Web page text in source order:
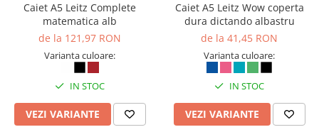
Tricouri
Bluze & Pulovere
Camasi
Pantaloni cu pieptar
Hanorace
Jachete
Caiet A5 Leitz Complete
matematica alb
de la 121,97 RON
Varianta culoare:
IN STOC
VEZI VARIANTE
Caiet A5 Leitz Wow coperta
dura dictando albastru
de la 41,45 RON
Varianta culoare:
IN STOC
VEZI VARIANTE